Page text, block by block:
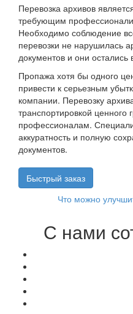
Перевозка архивов
требующим
Необходимо соблюдение
перевозки не нарушилась
документов и они остались
Пропажа хотя бы одного
привести к серьезным
компании. Перевозку
транспортировкой ценного
профессионалам.
аккуратность и полную
документов.
Быстрый заказ
Что можно
С нами